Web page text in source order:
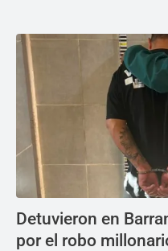
Detuvieron en
por el robo